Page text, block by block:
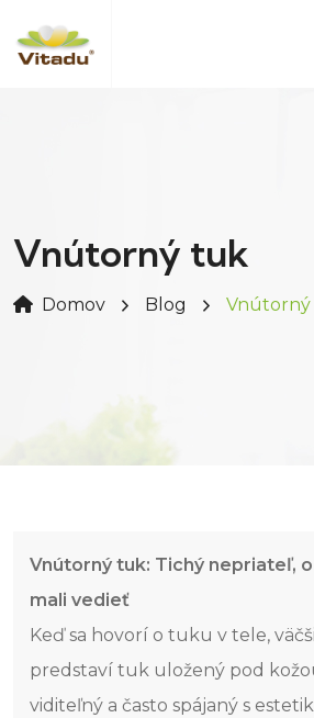
Vnútorný tuk
Domov Blog
Vnútorný tuk: Tichý nepriateľ,
mali vedieť
Keď sa hovorí o tuku v tele,
predstaví tuk uložený pod
viditeľný a často spájaný s